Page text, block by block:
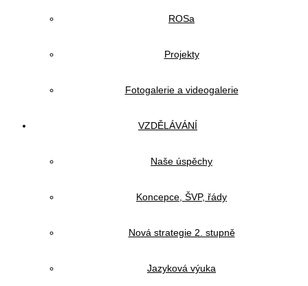
ROSa
Projekty
Fotogalerie a videogalerie
VZDĚLÁVÁNÍ
Naše úspěchy
Koncepce, ŠVP, řády
Nová strategie 2. stupně
Jazyková výuka